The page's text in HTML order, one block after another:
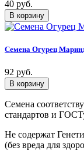
40 руб.
Семена Огурец
92 руб.
Семена
стандартов и
Не содержат
(без вреда для